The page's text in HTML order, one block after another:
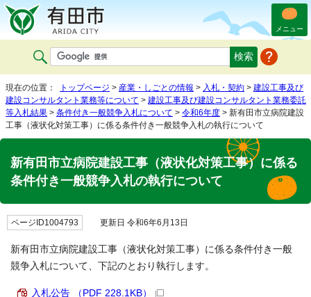
メニュー
現在の位置： トップページ > 産業・しごとの情報 > 入札・契約 > 建設工事及び
建設コンサルタント業務等について > 建設工事及び建設コンサルタント業務委託
等入札結果 > 条件付き一般競争入札について > 令和6年度 > 新有田市立病院建設
工事（液状化対策工事）に係る条件付き一般競争入札の執行について
新有田市立病院建設工事（液状化対策工事）に係る
条件付き一般競争入札の執行について
ページID1004793 更新日 令和6年6月13日
新有田市立病院建設工事（液状化対策工事）に係る条件付き一般
競争入札について、下記のとおり執行します。
入札公告 （PDF 228.1KB）